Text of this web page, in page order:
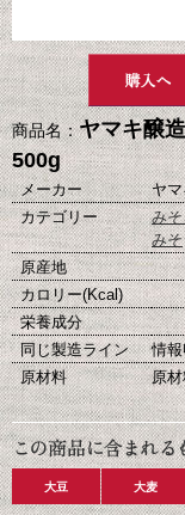
商品名：ヤマキ醸
500g
メーカー
ヤ
カテゴリー
み
みそ
原産地
カロリー(Kcal)
栄養成分
同じ製造ライン
情
原材料
原
大豆 大麦